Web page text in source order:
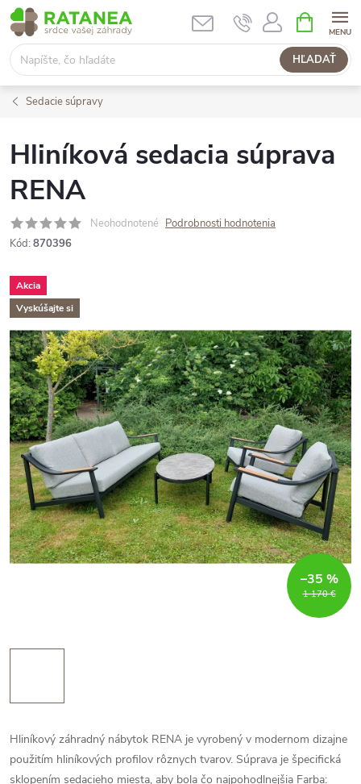
Prejsť
na
obsah
HĽADAŤ
KOŠÍK
Sedacie súpravy
Hliníková sedacia súprava
RENA
Neohodnotené Podrobnosti hodnotenia
Kód: 870396
Akcia
Vyskúšajte si
1 170 €
–35 %
Hliníkový záhradný nábytok RENA je vyrobený v modernom dizajne
použitím hliníkových profilov rôznych tvarov. Súprava je špecifická
sklopením sedacieho miesta, aby bola čo najpohodlnejšia Farba: